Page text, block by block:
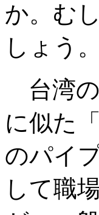
か。む
しょう。
台湾の
に似た
のパイ
して職